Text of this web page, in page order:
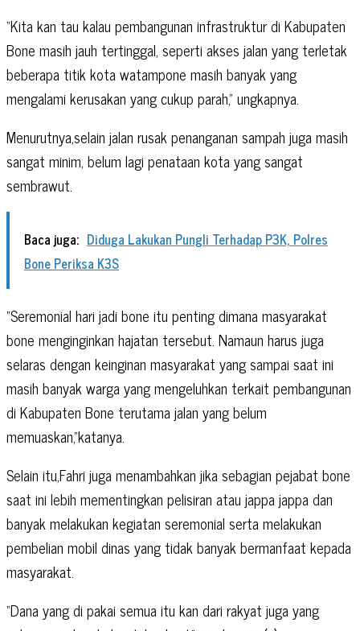
“Kita kan tau kalau pembangunan infrastruktur di Kabupaten
Bone masih jauh tertinggal, seperti akses jalan yang terletak
beberapa titik kota watampone masih banyak yang
mengalami kerusakan yang cukup parah,” ungkapnya.
Menurutnya,selain jalan rusak penanganan sampah juga masih
sangat minim, belum lagi penataan kota yang sangat
sembrawut.
Baca juga: Diduga Lakukan Pungli Terhadap P3K, Polres
Bone Periksa K3S
“Seremonial hari jadi bone itu penting dimana masyarakat
bone menginginkan hajatan tersebut. Namaun harus juga
selaras dengan keinginan masyarakat yang sampai saat ini
masih banyak warga yang mengeluhkan terkait pembangunan
di Kabupaten Bone terutama jalan yang belum
memuaskan,”katanya.
Selain itu,Fahri juga menambahkan jika sebagian pejabat bone
saat ini lebih mementingkan pelisiran atau jappa jappa dan
banyak melakukan kegiatan seremonial serta melakukan
pembelian mobil dinas yang tidak banyak bermanfaat kepada
masyarakat.
“Dana yang di pakai semua itu kan dari rakyat juga yang